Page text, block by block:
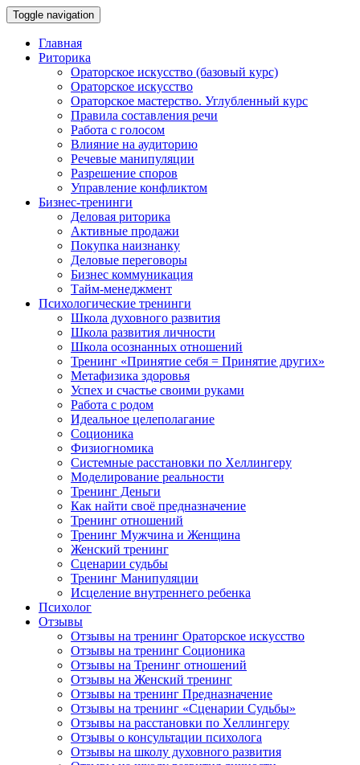
Toggle navigation
Главная
Риторика
Ораторское искусство (базовый курс)
Ораторское искусство
Ораторское мастерство. Углубленный курс
Правила составления речи
Работа с голосом
Влияние на аудиторию
Речевые манипуляции
Разрешение споров
Управление конфликтом
Бизнес-тренинги
Деловая риторика
Активные продажи
Покупка наизнанку
Деловые переговоры
Бизнес коммуникация
Тайм-менеджмент
Психологические тренинги
Школа духовного развития
Школа развития личности
Школа осознанных отношений
Тренинг «Принятие себя = Принятие других»
Метафизика здоровья
Успех и счастье своими руками
Работа с родом
Идеальное целеполагание
Соционика
Физиогномика
Системные расстановки по Хеллингеру
Моделирование реальности
Тренинг Деньги
Как найти своё предназначение
Тренинг отношений
Тренинг Мужчина и Женщина
Женский тренинг
Сценарии судьбы
Тренинг Манипуляции
Исцеление внутреннего ребенка
Психолог
Отзывы
Отзывы на тренинг Ораторское искусство
Отзывы на тренинг Соционика
Отзывы на Тренинг отношений
Отзывы на Женский тренинг
Отзывы на тренинг Предназначение
Отзывы на тренинг «Сценарии Судьбы»
Отзывы на расстановки по Хеллингеру
Отзывы о консультации психолога
Отзывы на школу духовного развития